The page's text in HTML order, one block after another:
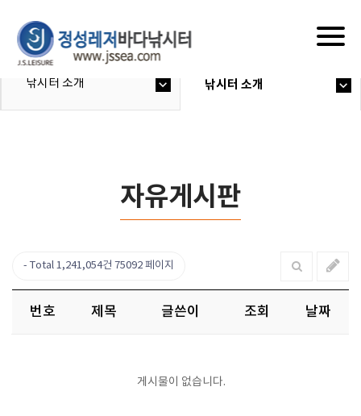
낚시터 소개 낚시터 소개
자유게시판
Total 1,241,054건 75092 페이지
번호 제목 글쓴이 조회 날짜
게시물이 없습니다.